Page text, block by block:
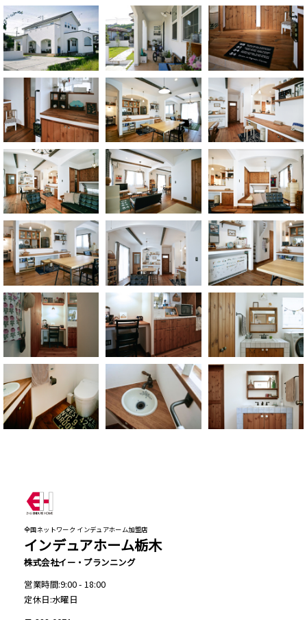
全国ネットワーク インデュアホーム加盟店
インデュアホーム栃木
株式会社イー・プランニング
営業時間:9:00 - 18:00
定休日:水曜日